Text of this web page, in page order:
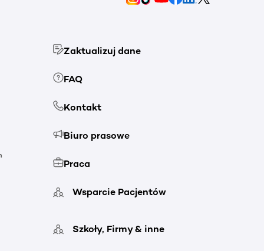
Zaktualizuj dane
FAQ
Kontakt
Biuro prasowe
Praca
Wsparcie Pacjentów
Szkoły, Firmy & inne